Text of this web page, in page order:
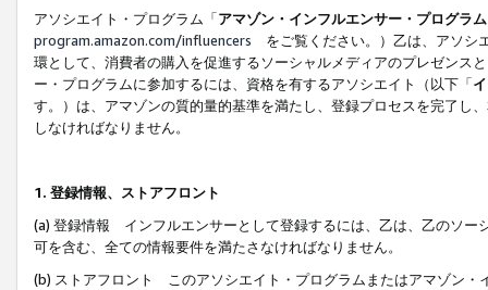
アソシエイト・プログラム「アマゾン・インフルエンサー・プログラム
program.amazon.com/influencers をご覧ください。）乙は、アソシ
環として、消費者の購入を促進するソーシャルメディアのプレゼンス
ー・プログラムに参加するには、資格を有するアソシエイト（以下「
す。）は、アマゾンの質的量的基準を満たし、登録プロセスを完了し、
しなければなりません。
1. 登録情報、ストアフロント
(a) 登録情報 インフルエンサーとして登録するには、乙は、乙のソー
可を含む、全ての情報要件を満たさなければなりません。
(b) ストアフロント このアソシエイト・プログラムまたはアマゾン・